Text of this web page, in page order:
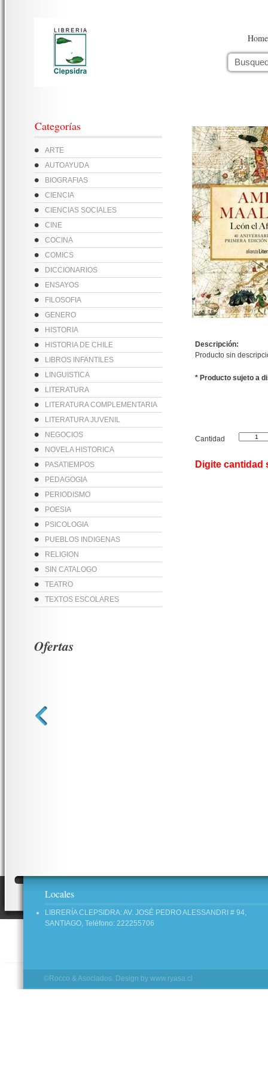
Home
Categorías
ARTE
AUTOAYUDA
BIOGRAFIAS
CIENCIA
CIENCIAS SOCIALES
CINE
COCINA
COMICS
DICCIONARIOS
ENSAYOS
FILOSOFIA
GENERO
HISTORIA
HISTORIA DE CHILE
LIBROS INFANTILES
LINGUISTICA
LITERATURA
LITERATURA COMPLEMENTARIA
LITERATURA JUVENIL
NEGOCIOS
NOVELA HISTORICA
PASATIEMPOS
PEDAGOGIA
PERIODISMO
POESIA
PSICOLOGIA
PUEBLOS INDIGENAS
RELIGION
SIN CATALOGO
TEATRO
TEXTOS ESCOLARES
Descripción:
Producto sin
* Producto sujeto a
Cantidad
Digite
Ofertas
Locales
LIBRERÍA CLEPSIDRA: AV. JOSÉ PEDRO ALESSANDRI # 94,
SANTIAGO, Teléfono: 222255706
©Rocco & Asociados. Design by www.ryasa.cl